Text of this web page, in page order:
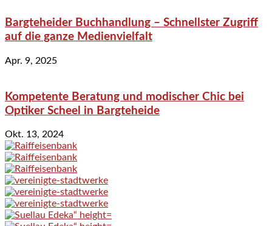
Bargteheider Buchhandlung – Schnellster Zugriff
auf die ganze Medienvielfalt
Apr. 9, 2025
Kompetente Beratung und modischer Chic bei
Optiker Scheel in Bargteheide
Okt. 13, 2024